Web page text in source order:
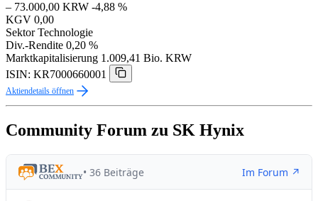
– 73.000,00 KRW -4,88 %
KGV 0,00
Sektor Technologie
Div.-Rendite 0,20 %
Marktkapitalisierung 1.009,41 Bio. KRW
ISIN: KR7000660001
Aktiendetails öffnen
Community Forum zu SK Hynix